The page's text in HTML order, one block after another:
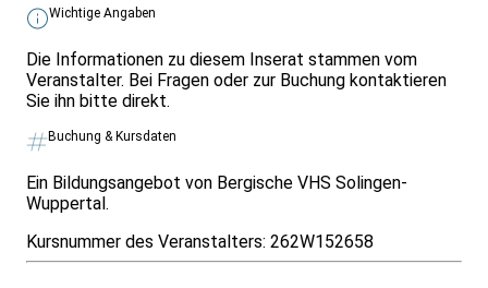
Wichtige Angaben
Die Informationen zu diesem Inserat stammen vom
Veranstalter. Bei Fragen oder zur Buchung kontaktieren
Sie ihn bitte direkt.
Buchung & Kursdaten
Ein Bildungsangebot von Bergische VHS Solingen-
Wuppertal.
Kursnummer des Veranstalters: 262W152658